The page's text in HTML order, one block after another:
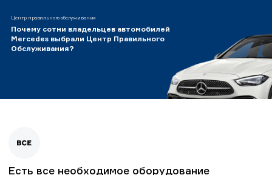
Центр правильного обслуживания
Почему сотни владельцев автомобилей
Mercedes выбрали Центр Правильного
Обслуживания?
Есть все необходимое оборудование